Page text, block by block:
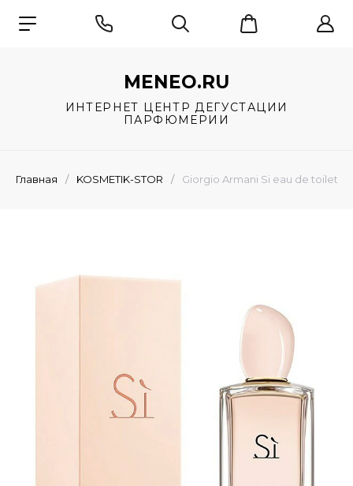
MENEO.RU
ИНТЕРНЕТ ЦЕНТР ДЕГУСТАЦИИ
ПАРФЮМЕРИИ
Главная / KOSMETIK-STOR / Giorgio Armani Si eau de toilette